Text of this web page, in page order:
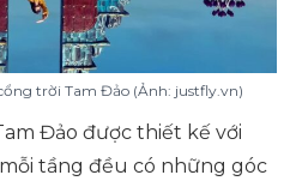
trời Tam Đảo (Ảnh: justfly.vn)
Đảo được thiết kế với
tầng đều có những góc